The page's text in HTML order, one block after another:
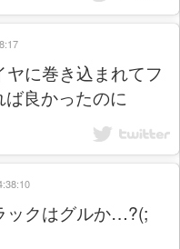
に巻き込まれてフ
良かったのに
ックはグルか…?(;